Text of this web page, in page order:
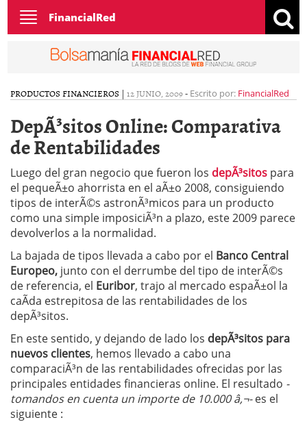
Toggle
navigation
FinancialRed
PRODUCTOS FINANCIEROS | 12 JUNIO, 2009- Escrito por: FinancialRed
DepÃ³sitos Online: Comparativa
de Rentabilidades
Luego del gran negocio que fueron los depÃ³sitos para
el pequeÃ±o ahorrista en el aÃ±o 2008, consiguiendo
tipos de interÃ©s astronÃ³micos para un producto
como una simple imposiciÃ³n a plazo, este 2009 parece
devolverlos a la normalidad.
La bajada de tipos llevada a cabo por el Banco Central
Europeo, junto con el derrumbe del tipo de interÃ©s
de referencia, el Euribor, trajo al mercado espaÃ±ol la
caÃ­da estrepitosa de las rentabilidades de los
depÃ³sitos.
En este sentido, y dejando de lado los depÃ³sitos para
nuevos clientes, hemos llevado a cabo una
comparaciÃ³n de las rentabilidades ofrecidas por las
principales entidades financieras online. El resultado -
tomandos en cuenta un importe de 10.000 â‚¬-es el
siguiente :